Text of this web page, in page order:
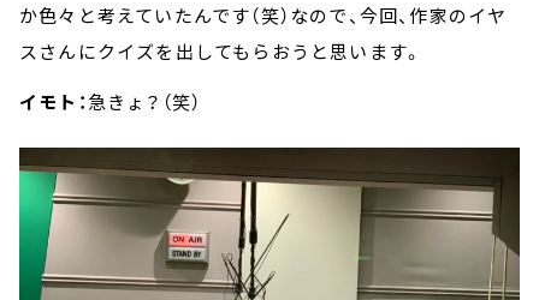
か色々と考えていたんです（笑）なので、今回、作家のイヤ
スさんにクイズを出してもらおうと思います。
イモト：急きょ？（笑）